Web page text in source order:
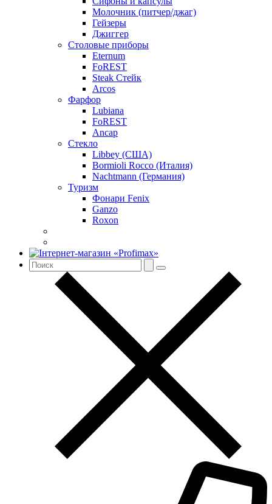
Молочник (питчер/джаг)
Гейзеры
Джиггер
Столовые приборы
Eternum
FoREST
Steak Стейк
Arcos
Фарфор
Lubiana
FoREST
Ancap
Стекло
Libbey (США)
Bormioli Rocco (Италия)
Nachtmann (Германия)
Туризм
Фонари Fenix
Ganzo
Roxon